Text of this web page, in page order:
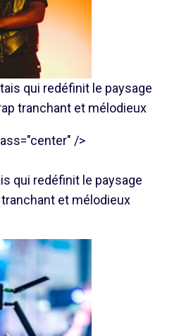
qui redéfinit le paysage
tranchant et mélodieux
/>
qui redéfinit le paysage
et mélodieux